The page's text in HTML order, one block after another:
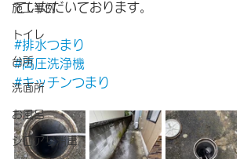
施工事例
トイレ
台所
洗面所
お風呂
シロアリ消毒
ていただいております。
#排水つまり
#高圧洗浄機
#キッチンつまり